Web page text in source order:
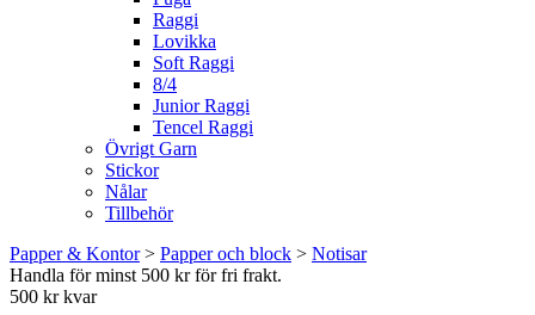
Raggi
Lovikka
Soft Raggi
8/4
Junior Raggi
Tencel Raggi
Övrigt Garn
Stickor
Nålar
Tillbehör
Papper & Kontor> Papper och block > Notisar
Handla för minst 500 kr för fri frakt.
500 kr kvar